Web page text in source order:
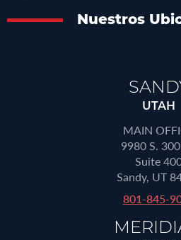
Nuestros
UTAH
MAIN
9980 S.
Suite
Sandy, UT
801-845-